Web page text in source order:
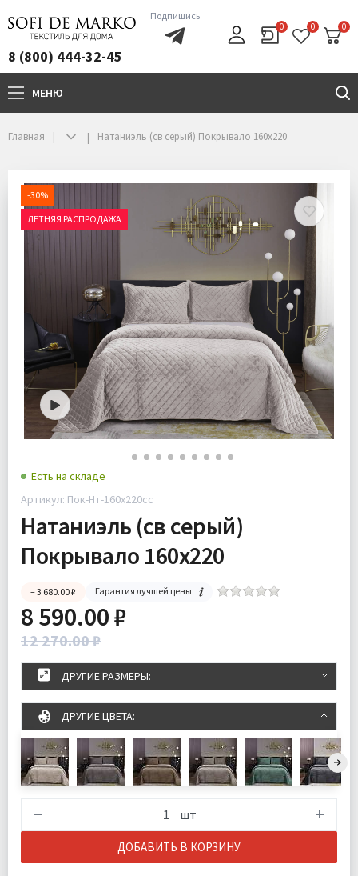
8 (800) 444-32-45
Подпишись
0 0 0
МЕНЮ
Главная Натаниэль (св серый) Покрывало 160х220
-30%
ЛЕТНЯЯ РАСПРОДАЖА
Есть на складе
Артикул: Пок-Нт-160х220сс
Натаниэль (св серый)
Покрывало 160х220
– 3 680.00 ₽ Гарантия лучшей цены
8 590.00 ₽
12 270.00 ₽
ДРУГИЕ РАЗМЕРЫ:
ДРУГИЕ ЦВЕТА:
шт
ДОБАВИТЬ В КОРЗИНУ